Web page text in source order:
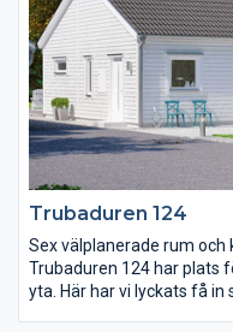
Trubaduren 124
Sex välplanerade rum och
Trubaduren 124 har plats
yta. Här har vi lyckats få in